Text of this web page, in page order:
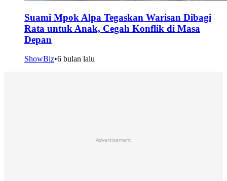
Suami Mpok Alpa Tegaskan Warisan Dibagi
Rata untuk Anak, Cegah Konflik di Masa
Depan
ShowBiz•6 bulan lalu
Advertisement